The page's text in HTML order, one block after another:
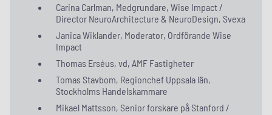
Carina Carlman, Medgrundare, Wise Impact /
Director NeuroArchitecture & NeuroDesign, Svexa
Janica Wiklander, Moderator, Ordförande Wise
Impact
Thomas Erséus, vd, AMF Fastigheter
Tomas Stavbom, Regionchef Uppsala län,
Stockholms Handelskammare
Mikael Mattsson, Senior forskare på Stanford /